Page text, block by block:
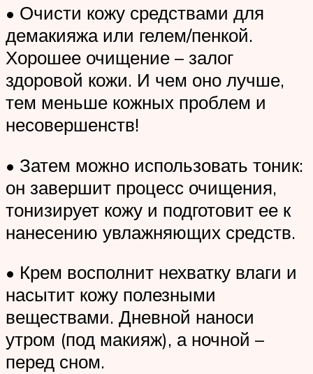
• Очисти кожу средствами для
демакияжа или гелем/пенкой.
Хорошее очищение – залог
здоровой кожи. И чем оно лучше,
тем меньше кожных проблем и
несовершенств!
• Затем можно использовать тоник:
он завершит процесс очищения,
тонизирует кожу и подготовит ее к
нанесению увлажняющих средств.
• Крем восполнит нехватку влаги и
насытит кожу полезными
веществами. Дневной наноси
утром (под макияж), а ночной –
перед сном.